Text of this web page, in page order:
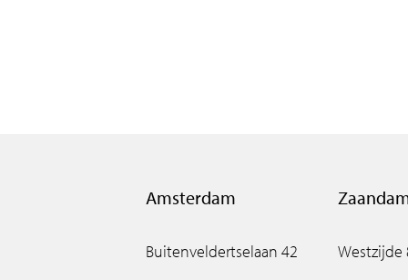
Amsterdam
Buitenveldertselaan 42
Westzijde